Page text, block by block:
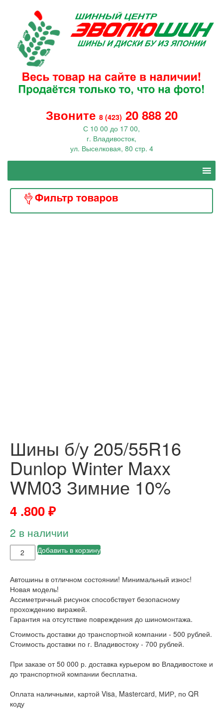
Звоните 8 (423) 20 888 20
С 10 00 до 17 00,
г. Владивосток,
ул. Выселковая, 80 стр. 4
Шины б/у 205/55R16
Dunlop Winter Maxx
WM03 Зимние 10%
4 .800₽
2 в наличии
Добавить в корзину
Автошины в отличном состоянии! Минимальный износ!
Новая модель!
Ассиметричный рисунок способствует безопасному
прохождению виражей.
Гарантия на отсутствие повреждения до шиномонтажа.
Стоимость доставки до транспортной компании - 500 рублей.
Стоимость доставки по г. Владивостоку - 700 рублей.
При заказе от 50 000 р. доставка курьером во Владивостоке и
до транспортной компании бесплатна.
Оплата наличными, картой Visa, Mastercard, МИР, по QR
коду